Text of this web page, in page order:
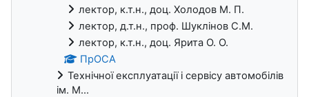
лектор, к.т.н., доц. Холодов М. П.
лектор, д.т.н., проф. Шуклінов С.М.
лектор, к.т.н., доц. Ярита О. О.
ПрОСА
Технічної експлуатації і сервісу автомобілів
ім. М...